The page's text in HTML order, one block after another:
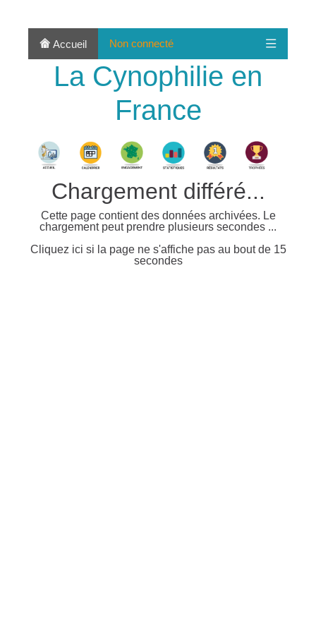
Accueil Non connecté
La Cynophilie en
France
Chargement différé...
Cette page contient des données archivées. Le
chargement peut prendre plusieurs secondes ...
Cliquez ici si la page ne s'affiche pas au bout de 15
secondes